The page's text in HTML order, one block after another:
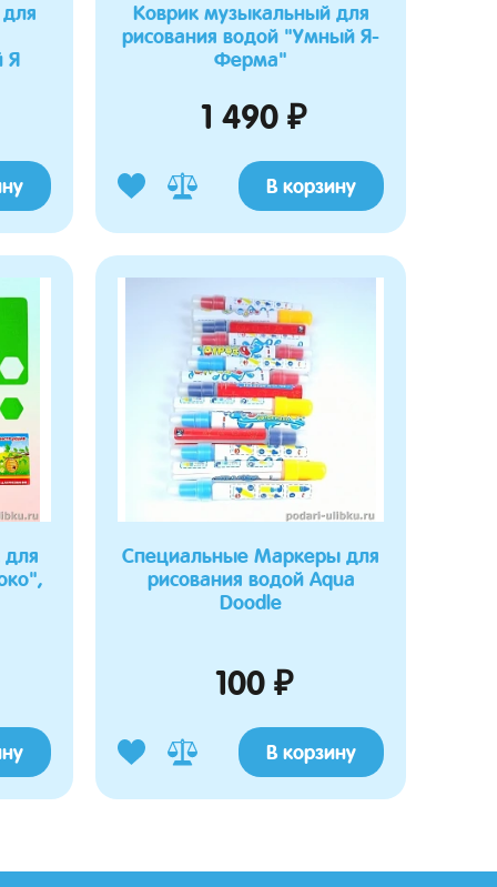
Я
Коврик музыкальный для
рисования водой "Умный Я-
Ферма"
1 490 ₽
В корзину
для
Специальные Маркеры для
рисования водой Aqua
Doodle
100 ₽
В корзину